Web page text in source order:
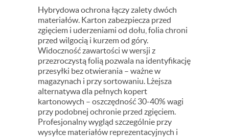
Hybrydowa ochrona łączy zalety dwóch
materiałów. Karton zabezpiecza przed
zgięciem i uderzeniami od dołu, folia chroni
przed wilgocią i kurzem od góry.
Widoczność zawartości w wersji z
przezroczystą folią pozwala na identyfikację
przesyłki bez otwierania – ważne w
magazynach i przy sortowaniu. Lżejsza
alternatywa dla pełnych kopert
kartonowych – oszczędność 30-40% wagi
przy podobnej ochronie przed zgięciem.
Profesjonalny wygląd szczególnie przy
wysyłce materiałów reprezentacyjnych i